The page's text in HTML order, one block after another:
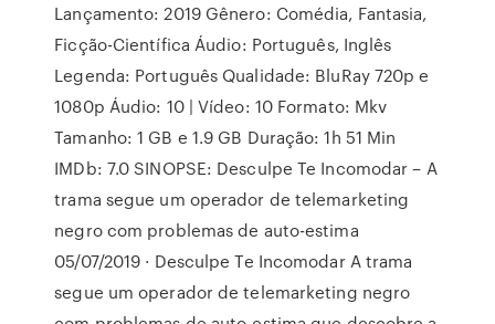
Lançamento: 2019 Gênero: Comédia, Fantasia,
Ficção-Científica Áudio: Português, Inglês
Legenda: Português Qualidade: BluRay 720p e
1080p Áudio: 10 | Vídeo: 10 Formato: Mkv
Tamanho: 1 GB e 1.9 GB Duração: 1h 51 Min
IMDb: 7.0 SINOPSE: Desculpe Te Incomodar – A
trama segue um operador de telemarketing
negro com problemas de auto-estima
05/07/2019 · Desculpe Te Incomodar A trama
segue um operador de telemarketing negro